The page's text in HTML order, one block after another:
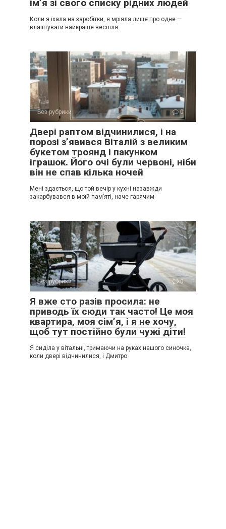
ім’я зі свого списку рідних людей
Коли я їхала на заробітки, я мріяла лише про одне —
влаштувати найкраще весілля
Без рубрики 0
Двері раптом відчинилися, і на
порозі з’явився Віталій з великим
букетом троянд і пакунком
іграшок. Його очі були червоні, ніби
він не спав кілька ночей
Мені здається, що той вечір у кухні назавжди
закарбувався в моїй пам’яті, наче гарячим
Без рубрики 0
Я вже сто разів просила: не
приводь їх сюди так часто! Це моя
квартира, моя сім’я, і я не хочу,
щоб тут постійно були чужі діти!
Я сиділа у вітальні, тримаючи на руках нашого синочка,
коли двері відчинилися, і Дмитро